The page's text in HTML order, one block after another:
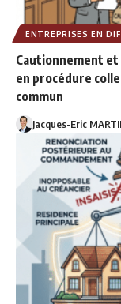
ENTREPRISES EN
Cautionnement et
en procédure
commun
Jacques-Eric